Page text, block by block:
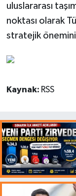
uluslararası
noktası olarak
stratejik
Kaynak: RSS